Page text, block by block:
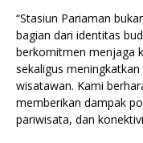
“Stasiun Pariaman
bagian dari identitas
berkomitmen menjaga
sekaligus
wisatawan. Kami
memberikan dampak
pariwisata, dan